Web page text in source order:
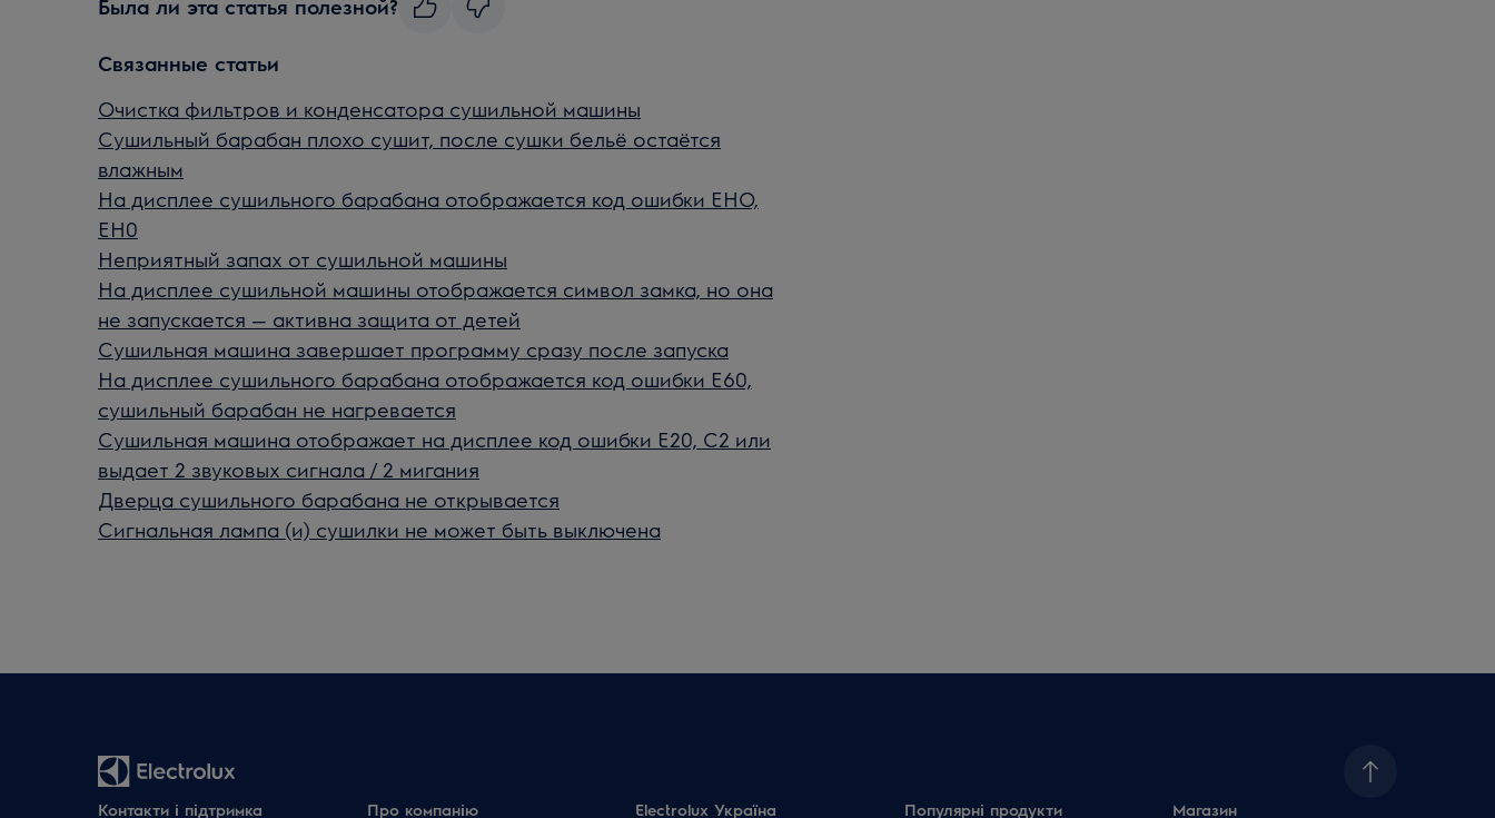
Была ли эта статья полезной?
Связанные статьи
Очистка фильтров и конденсатора сушильной машины
Сушильный барабан плохо сушит, после сушки бельё остаётся
влажным
На дисплее сушильного барабана отображается код ошибки EHO,
EH0
Неприятный запах от сушильной машины
На дисплее сушильной машины отображается символ замка, но она
не запускается — активна защита от детей
Сушильная машина завершает программу сразу после запуска
На дисплее сушильного барабана отображается код ошибки E60,
сушильный барабан не нагревается
Сушильная машина отображает на дисплее код ошибки E20, C2 или
выдает 2 звуковых сигнала / 2 мигания
Дверца сушильного барабана не открывается
Сигнальная лампа (и) сушилки не может быть выключена
Контакти і підтримка Про компанію Electrolux Україна Популярні продукти Магазин